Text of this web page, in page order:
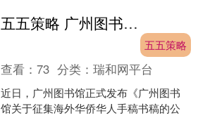
会、省电视艺术家....
五五策略 广州图书馆发布《广州图书馆关于征集海外华侨华人手稿书稿的公告》
五五策略
查看：73 分类：瑞和网平台
近日，广州图书馆正式发布《广州图书
馆关于征集海外华侨华人手稿书稿的公